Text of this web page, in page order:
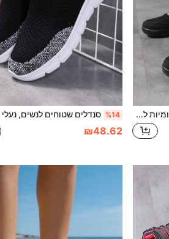
נעלי נשים יומיומיות ללא שרוכים עם סוליית רוקר, רשת תחרה, צבע אחיד, רב-שימושיות, מתאימות להליכה בחוץ, נסיעות וקניות %14
₪48.62